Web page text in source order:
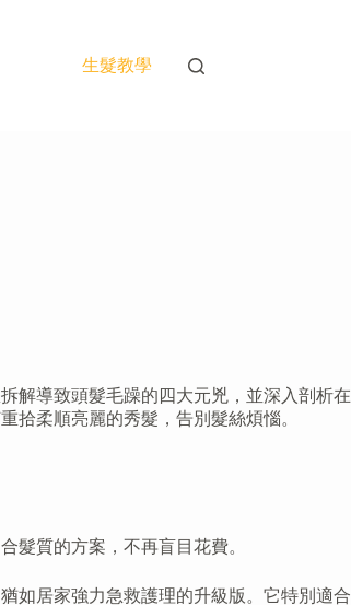
生髮教學
解導致頭髮毛躁的四大元兇，並深入剖析在
拾柔順亮麗的秀髮，告別髮絲煩惱。
髮質的方案，不再盲目花費。
如居家強力急救護理的升級版。它特別適合